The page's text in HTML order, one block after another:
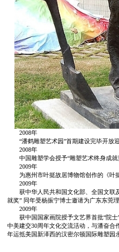
2008年
“潘鹤雕塑艺术园”首期建设完毕开放迎
2008年
中国雕塑学会授予“雕塑艺术终身成就
2009年
为惠州市叶挺故居博物馆创作的《叶挺
2009年
获中华人民共和国文化部、全国文联
就奖” 同年受杨振宁博士邀请为广东东莞
2009年
获中国国家画院授予文艺界首批“院士
中美建交30周年文化交流活动，与潘奋合
年运抵美国新泽西的汉密尔顿国际雕塑园